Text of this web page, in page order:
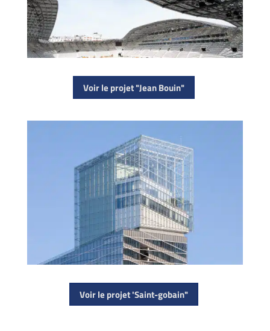
Voir le projet "Jean Bouin"
Voir le projet 'Saint-gobain"